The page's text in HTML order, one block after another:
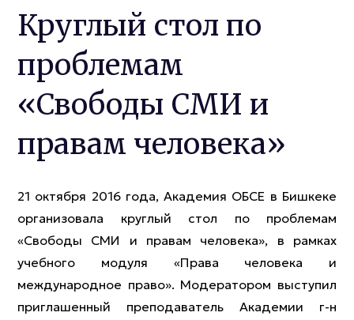
Круглый стол по
проблемам
«Свободы СМИ и
правам человека»
21 октября 2016 года, Академия ОБСЕ в Бишкеке
организовала круглый стол по проблемам
«Свободы СМИ и правам человека», в рамках
учебного модуля «Права человека и
международное право». Модератором выступил
приглашенный преподаватель Академии г-н